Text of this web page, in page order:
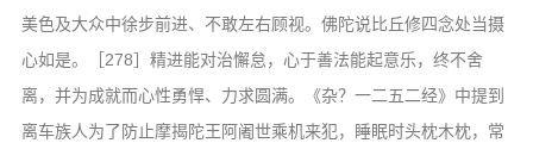
美色及大众中徐步前进、不敢左右顾视。佛陀说比丘修四念处当摄
心如是。［278］精进能对治懈怠，心于善法能起意乐，终不舍
离，并为成就而心性勇悍、力求圆满。《杂？一二五二经》中提到
离车族人为了防止摩揭陀王阿阇世乘机来犯，睡眠时头枕木枕，常